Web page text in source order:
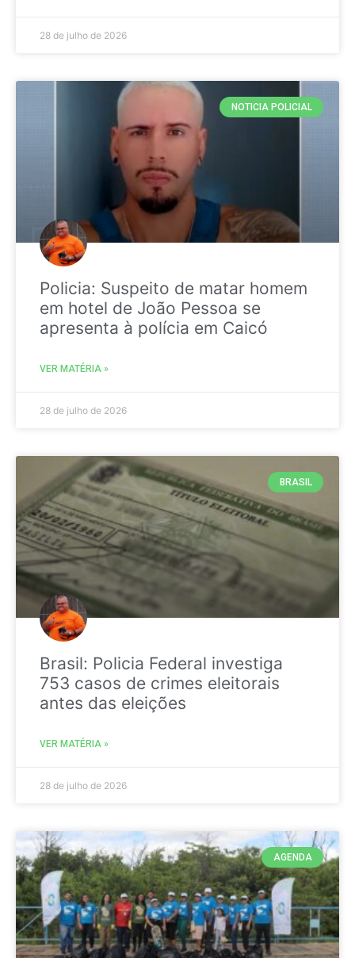
28 de julho de 2026
NOTICIA POLICIAL
Policia: Suspeito de matar homem
em hotel de João Pessoa se
apresenta à polícia em Caicó
VER MATÉRIA »
28 de julho de 2026
BRASIL
Brasil: Policia Federal investiga
753 casos de crimes eleitorais
antes das eleições
VER MATÉRIA »
28 de julho de 2026
AGENDA